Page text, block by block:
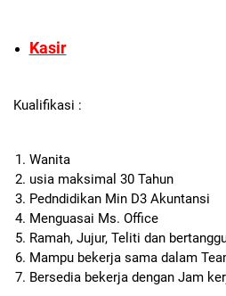
Kasir
Kualifikasi :
Wanita
usia maksimal 30 Tahun
Pedndidikan Min D3 Akuntansi
Menguasai Ms. Office
Ramah, Jujur, Teliti dan
Mampu bekerja sama dalam
Bersedia bekerja dengan Jam